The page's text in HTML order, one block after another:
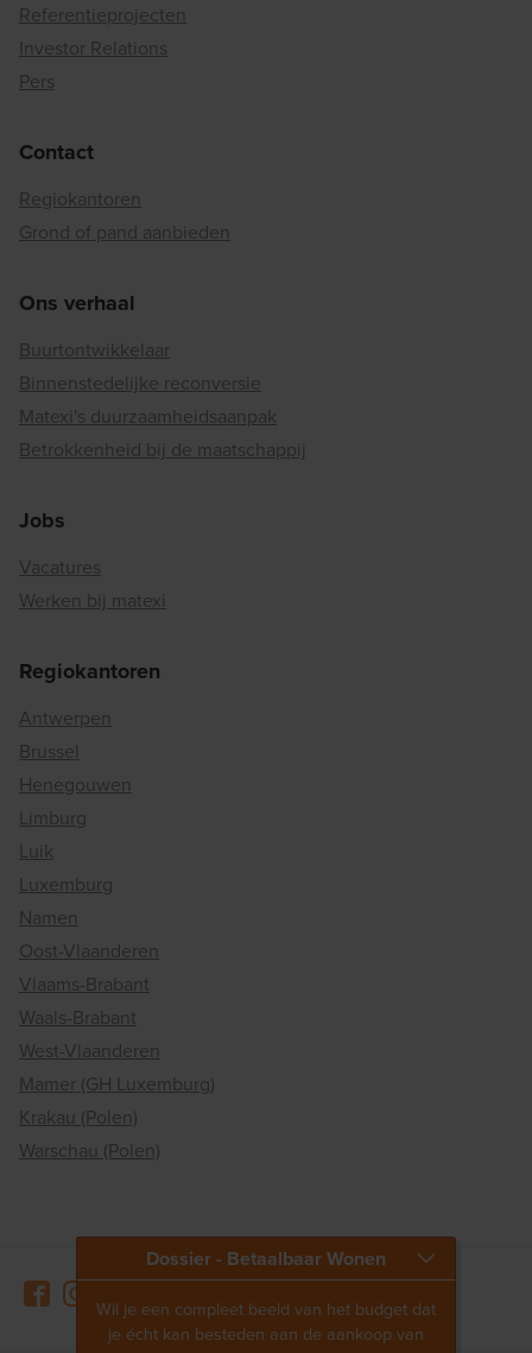
Dossier - Betaalbaar Wonen
Wil je een compleet beeld van het budget dat
je écht kan besteden aan de aankoop van
Referentieprojecten
Investor Relations
Pers
Contact
Regiokantoren
Grond of pand aanbieden
Ons verhaal
Buurtontwikkelaar
Binnenstedelijke reconversie
Matexi's duurzaamheidsaanpak
Betrokkenheid bij de maatschappij
Jobs
Vacatures
Werken bij matexi
Regiokantoren
Antwerpen
Brussel
Henegouwen
Limburg
Luik
Luxemburg
Namen
Oost-Vlaanderen
Vlaams-Brabant
Waals-Brabant
West-Vlaanderen
Mamer (GH Luxemburg)
Krakau (Polen)
Warschau (Polen)